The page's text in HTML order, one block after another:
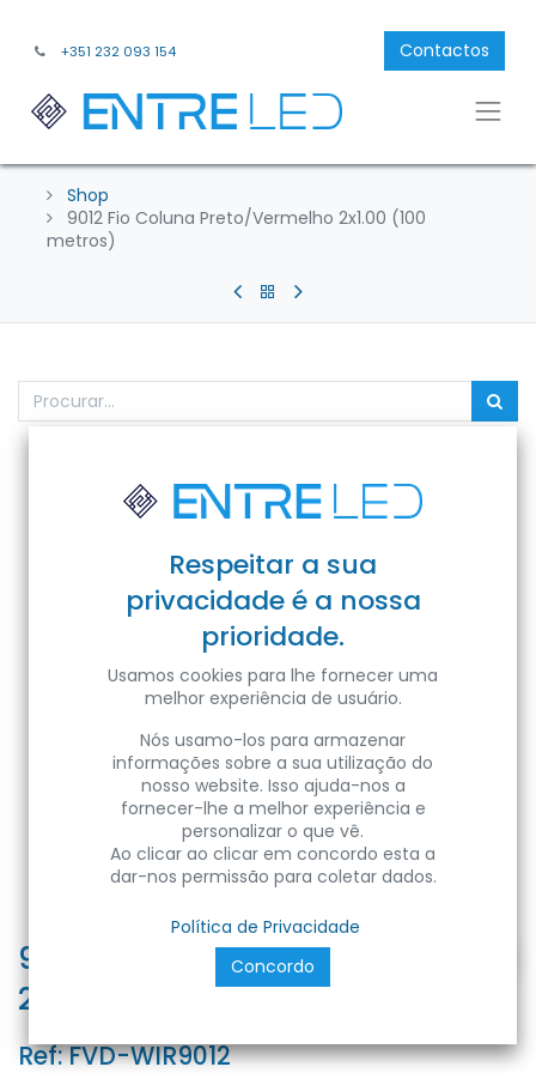
+351 232 093 154 Contactos
Shop
9012 Fio Coluna Preto/Vermelho 2x1.00 (100
metros)
9012 Fio Coluna Preto/Vermelho
2x1.00 (100 metros)
Ref:FVD-WIR9012
Respeitar a sua
privacidade é a nossa
prioridade.
Usamos cookies para lhe fornecer uma
melhor experiência de usuário.
Nós usamo-los para armazenar
informações sobre a sua utilização do
nosso website. Isso ajuda-nos a
fornecer-lhe a melhor experiência e
personalizar o que vê.
Ao clicar ao clicar em concordo esta a
dar-nos permissão para coletar dados.
Política de Privacidade
Concordo